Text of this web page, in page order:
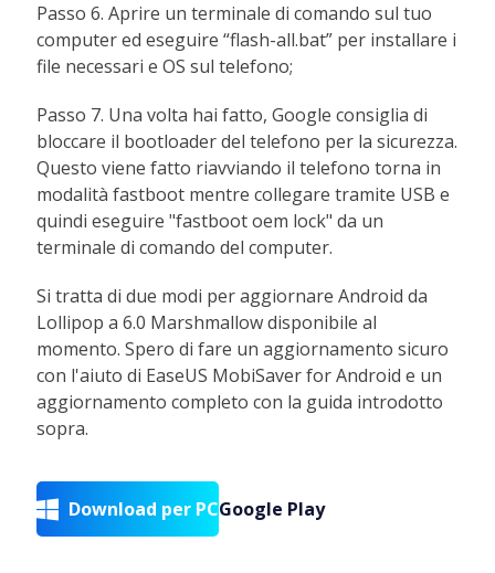
Passo 6. Aprire un terminale di comando sul tuo
computer ed eseguire “flash-all.bat” per installare i
file necessari e OS sul telefono;
Passo 7. Una volta hai fatto, Google consiglia di
bloccare il bootloader del telefono per la sicurezza.
Questo viene fatto riavviando il telefono torna in
modalità fastboot mentre collegare tramite USB e
quindi eseguire "fastboot oem lock" da un
terminale di comando del computer.
Si tratta di due modi per aggiornare Android da
Lollipop a 6.0 Marshmallow disponibile al
momento. Spero di fare un aggiornamento sicuro
con l'aiuto di EaseUS MobiSaver for Android e un
aggiornamento completo con la guida introdotto
sopra.
 Download per PCGoogle Play